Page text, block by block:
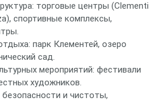
торговые центры (Clementi
спортивные комплексы,
парк Клементей, озеро
сад.
мероприятий: фестивали
художников.
и чистоты,